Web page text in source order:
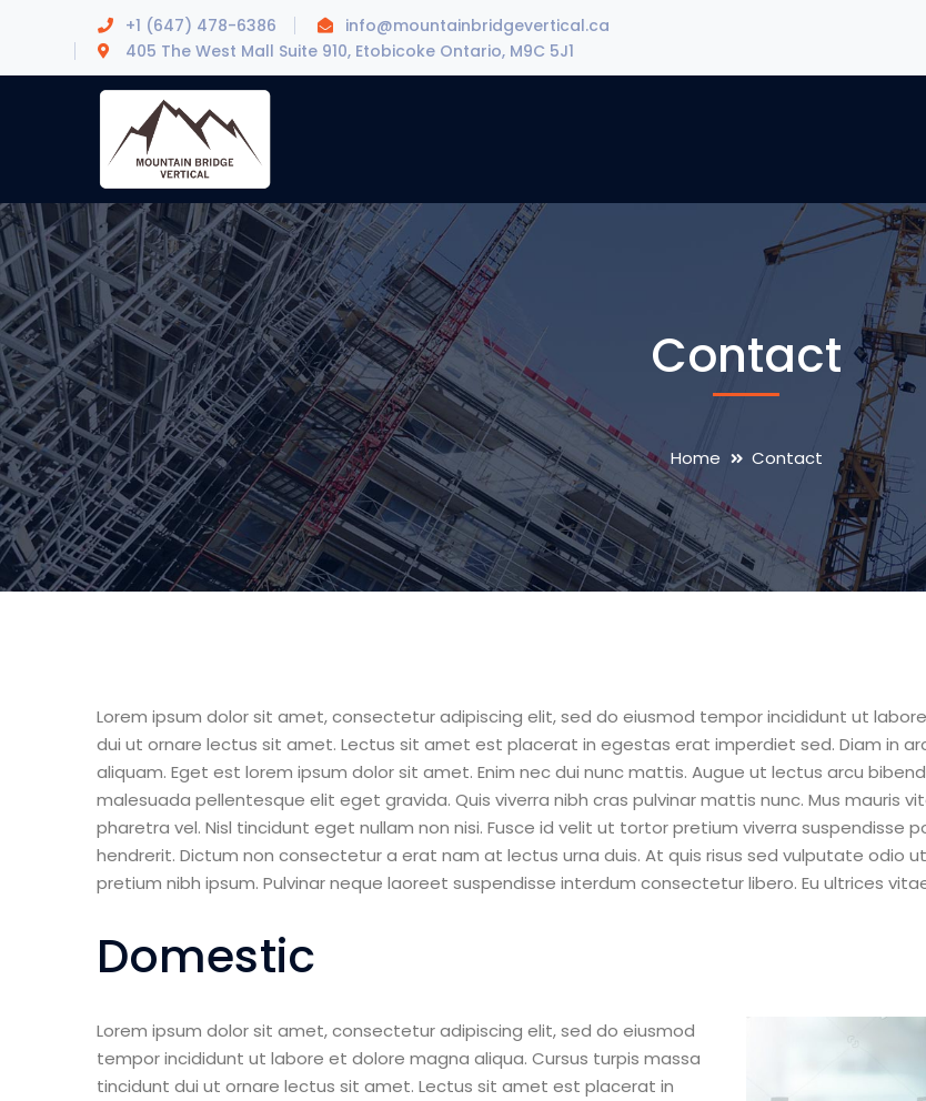
+1 (647) 478-6386
info@mountainbridgevertical.ca
405 The West Mall Suite 910, Etobicoke Ontario, M9C 5J1
Contact
Home Contact
Lorem ipsum dolor sit amet, consectetur adipiscing elit, sed do eiusmod tempor incididunt ut
dui ut ornare lectus sit amet. Lectus sit amet est placerat in egestas erat imperdiet sed. Diam in
aliquam. Eget est lorem ipsum dolor sit amet. Enim nec dui nunc mattis. Augue ut lectus arcu
malesuada pellentesque elit eget gravida. Quis viverra nibh cras pulvinar mattis nunc. Mus mauris
pharetra vel. Nisl tincidunt eget nullam non nisi. Fusce id velit ut tortor pretium viverra suspendisse
hendrerit. Dictum non consectetur a erat nam at lectus urna duis. At quis risus sed vulputate odio
pretium nibh ipsum. Pulvinar neque laoreet suspendisse interdum consectetur libero. Eu ultrices
Domestic
Lorem ipsum dolor sit amet, consectetur adipiscing elit, sed do eiusmod
tempor incididunt ut labore et dolore magna aliqua. Cursus turpis massa
tincidunt dui ut ornare lectus sit amet. Lectus sit amet est placerat in